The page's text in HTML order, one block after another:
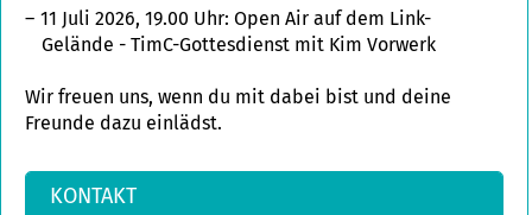
11 Juli 2026, 19.00 Uhr: Open Air auf dem Link-
Gelände - TimC-Gottesdienst mit Kim Vorwerk
Wir freuen uns, wenn du mit dabei bist und deine
Freunde dazu einlädst.
KONTAKT